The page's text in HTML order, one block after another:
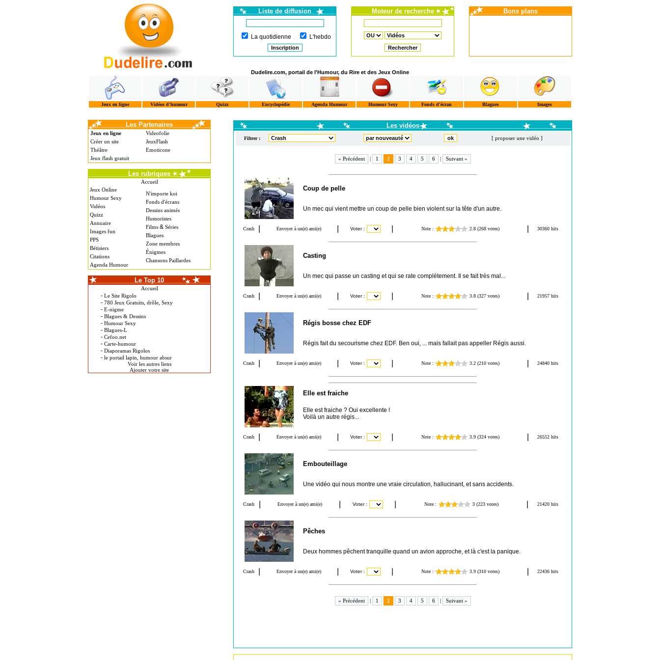
Liste de diffusion
La quotidienne L'hebdo
Moteur de recherche Bons plans
Dudelire.com, portail de l'Humour, du Rire et des Jeux Online
Jeux en ligne Vidéos d'humour Quizz Encyclopédie Agenda Humour Humour Sexy Fonds d'écran Blagues Images
Les Partenaires
Jeux en ligne
Créer un site
Théâtre
Jeux flash gratuit
Videofolie
JeuxFlash
Emoticone
Les rubriques
Accueil
Jeux Online
Humour Sexy
Vidéos
Quizz
Annuaire
Images fun
PPS
Bétisiers
Citations
Agenda Humour
N'importe koi
Fonds d'écrans
Dessins animés
Humoristes
Films & Séries
Blagues
Zone membres
Énigmes
Chansons Paillardes
Le Top 10
Accueil
- Le Site Rigolo
- 780 Jeux Gratuits, drôle, Sexy
- E-nigme
- Blagues & Dessins
- Humour Sexy
- Blagues-L
- Cefoo.net
- Carte-humour
- Diaporamas Rigolos
- le portail lapin, humour absur
Voir les autres liens
Ajouter votre site
Les vidéos
Filtrer : [ proposer une vidéo ]
« Précédent | 1 2 3 4 5 6 | Suivant »
Coup de pelle
Un mec qui vient mettre un coup de pelle bien violent sur la tête d'un autre.
Casting
Un mec qui passe un casting et qui se rate complétement. Il se fait très mal...
Régis bosse chez EDF
Régis fait du secourisme chez EDF. Ben oui, ... mais fallait pas appeller Régis aussi.
Elle est fraiche
Elle est fraiche ? Oui excellente !
Voilà un autre régis...
Embouteillage
Une vidéo qui nous montre une vraie circulation, hallucinant, et sans accidents.
Pêches
Deux hommes pêchent tranquille quand un avion approche, et là c'est la panique.
« Précédent | 1 2 3 4 5 6 | Suivant »